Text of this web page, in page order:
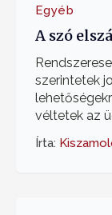
Egyéb
A szó
szerintetek
véltetek az
Írta: